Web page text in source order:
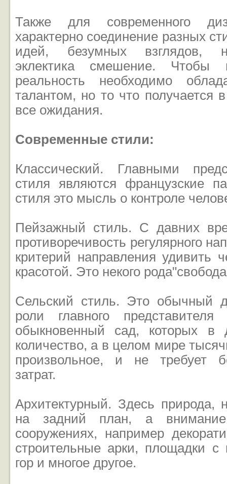
Также для современного
характерно соединение разных
идей, безумных взглядов,
эклектика смешение. Чтобы
реальность необходимо
талантом, но то что получается
все ожидания.
Современные стили:
Классический. Главными
стиля являются французские
стиля это мысль о контроле
Пейзажный стиль. С давних
противоречивость регулярного
критерий направления удивить
красотой. Это некого
Сельский стиль. Это обычный
роли главного
обыкновенный сад, которых в
количество, а в целом мире
произвольное, и не требует
затрат.
Архитектурный. Здесь природа,
на задний план, а
сооружениях, например
строительные арки, площадки
гор и многое другое.